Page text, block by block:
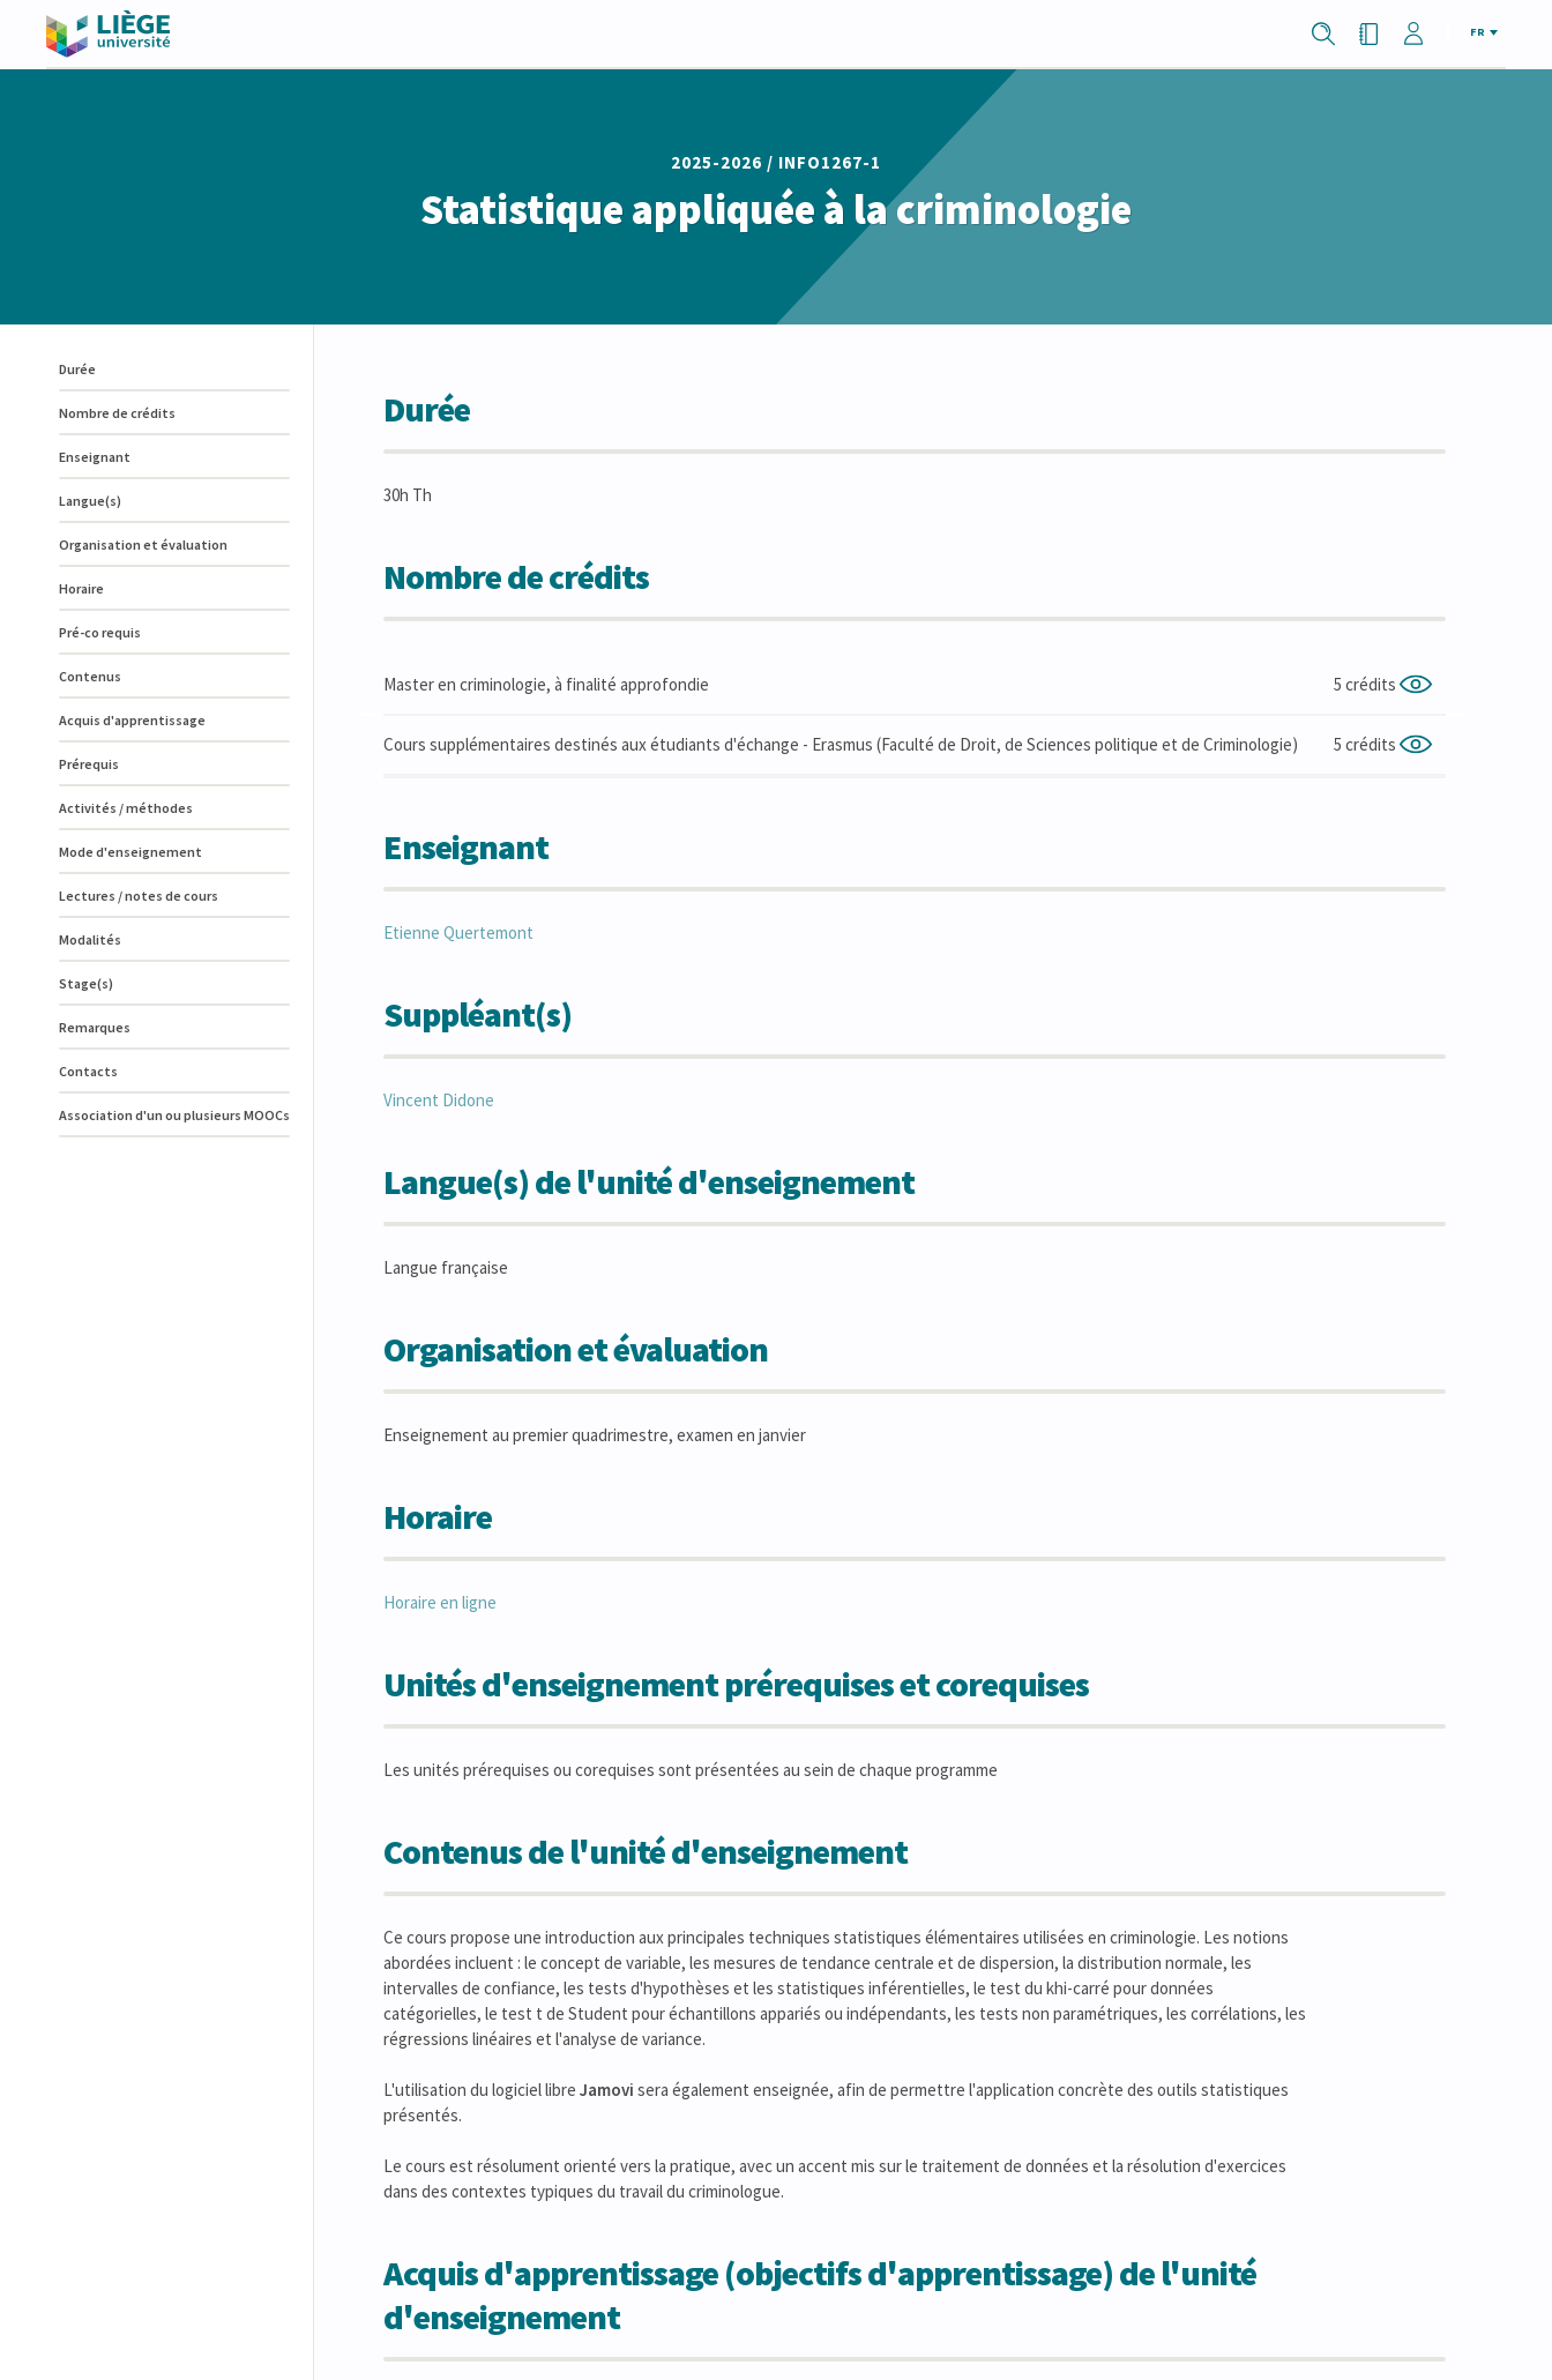
FR
2025-2026 / INFO1267-1
Statistique appliquée à la criminologie
Durée
Nombre de crédits
Enseignant
Langue(s)
Organisation et évaluation
Horaire
Pré-co requis
Contenus
Acquis d'apprentissage
Prérequis
Activités / méthodes
Mode d'enseignement
Lectures / notes de cours
Modalités
Stage(s)
Remarques
Contacts
Association d'un ou plusieurs MOOCs
Durée
30h Th
Nombre de crédits
Master en criminologie, à finalité approfondie 5 crédits
Cours supplémentaires destinés aux étudiants d'échange - Erasmus (Faculté de Droit, de Sciences politique et de Criminologie) 5 crédits
Enseignant
Etienne Quertemont
Suppléant(s)
Vincent Didone
Langue(s) de l'unité d'enseignement
Langue française
Organisation et évaluation
Enseignement au premier quadrimestre, examen en janvier
Horaire
Horaire en ligne
Unités d'enseignement prérequises et corequises
Les unités prérequises ou corequises sont présentées au sein de chaque programme
Contenus de l'unité d'enseignement
Ce cours propose une introduction aux principales techniques statistiques élémentaires utilisées en criminologie. Les notions
abordées incluent : le concept de variable, les mesures de tendance centrale et de dispersion, la distribution normale, les
intervalles de confiance, les tests d'hypothèses et les statistiques inférentielles, le test du khi-carré pour données
catégorielles, le test t de Student pour échantillons appariés ou indépendants, les tests non paramétriques, les corrélations, les
régressions linéaires et l'analyse de variance.
L'utilisation du logiciel libre Jamovi sera également enseignée, afin de permettre l'application concrète des outils statistiques
présentés.
Le cours est résolument orienté vers la pratique, avec un accent mis sur le traitement de données et la résolution d'exercices
dans des contextes typiques du travail du criminologue.
Acquis d'apprentissage (objectifs d'apprentissage) de l'unité
d'enseignement